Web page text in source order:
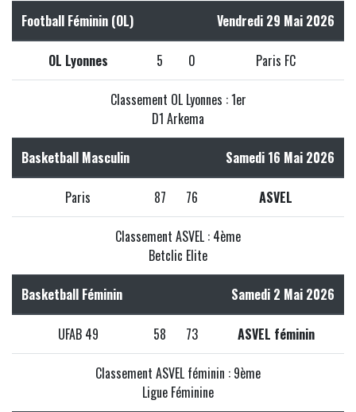
Football Féminin (OL) Vendredi 29 Mai 2026
OL Lyonnes 5 0 Paris FC
Classement OL Lyonnes : 1er
D1 Arkema
Basketball Masculin Samedi 16 Mai 2026
Paris 87 76 ASVEL
Classement ASVEL : 4ème
Betclic Elite
Basketball Féminin Samedi 2 Mai 2026
UFAB 49 58 73 ASVEL féminin
Classement ASVEL féminin : 9ème
Ligue Féminine